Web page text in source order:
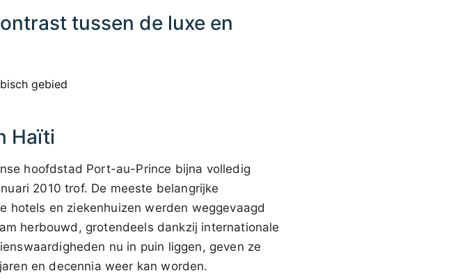
tussen de luxe en
Haïti
hoofdstad Port-au-Prince bijna volledig
2010 trof. De meeste belangrijke
hotels en ziekenhuizen werden weggevaagd
herbouwd, grotendeels dankzij internationale
nu in puin liggen, geven ze
en decennia weer kan worden.